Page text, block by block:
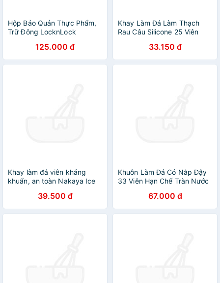
Hộp Bảo Quản Thực Phẩm,
Trữ Đông LocknLock
Viên Sản Xuất Hàn Quốc
-1.65L
125.000 đ
Khay Làm Đá Làm Thạch
Rau Câu Silicone 25 Viên
Siêu Cute Đồ Dùng Nhà Bếp
- Hàng Chính Hãng MINIIN
33.150 đ
Khay làm đá viên kháng
khuẩn, an toàn Nakaya Ice
Bản |#nhập khẩu chính
hãng| |#Made in Japan|
|#K280|#K281|#K298
39.500 đ
Khuôn Làm Đá Có Nắp Đậy
33 Viên Hạn Chế Tràn Nước
67.000 đ